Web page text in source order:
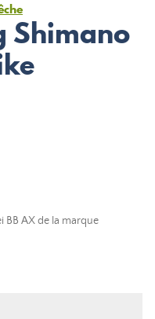
Shimano
BB AX de la marque